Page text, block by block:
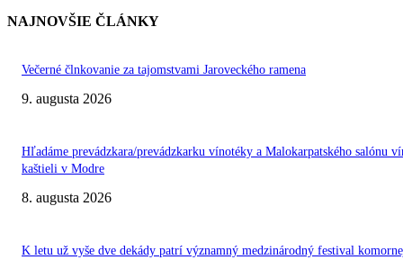
NAJNOVŠIE ČLÁNKY
Večerné člnkovanie za tajomstvami Jaroveckého ramena
9. augusta 2026
Hľadáme prevádzkara/prevádzkarku vínotéky a Malokarpatského salónu
kaštieli v Modre
8. augusta 2026
K letu už vyše dve dekády patrí významný medzinárodný festival